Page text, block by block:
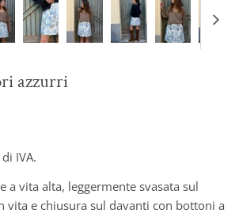
azzurri
IVA.
a vita alta, leggermente svasata sul
vita e chiusura sul davanti con bottoni a